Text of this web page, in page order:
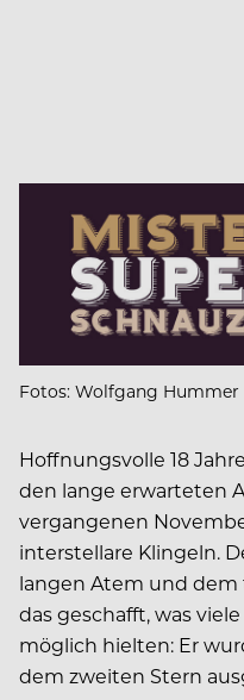
Fotos: Wolfgang Hummer
Hoffnungsvolle 18
den lange erwarteten
vergangenen
interstellare Klingeln.
langen Atem und dem
das geschafft, was
möglich hielten: Er
dem zweiten Stern